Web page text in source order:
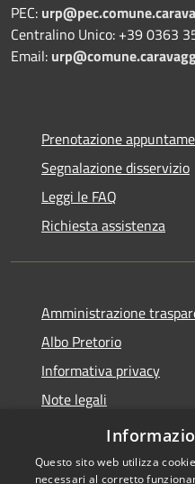
PEC:
Centralino Unico: +39 0363
Email:
Prenotazione
Segnalazione disservizio
Leggi le FAQ
Richiesta assistenza
Amministrazione
Albo Pretorio
Informativa privacy
Note legali
Dichiarazione di
Questo sito web utilizza
necessari al corretto